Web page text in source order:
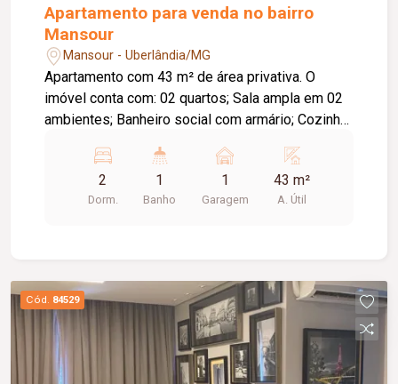
Apartamento para venda no bairro
Mansour
Mansour - Uberlândia/MG
Apartamento com 43 m² de área privativa. O
imóvel conta com: 02 quartos; Sala ampla em 02
ambientes; Banheiro social com armário; Cozinha
garagem; O condomínio conta com: Portaria 24
horas; Mercadinho; Salão de festas; Câmeras de
segurança; Diferenciais: Acabamento em gesso;
2
Dorm.
1
Banho
1
Garagem
43 m²
A. Útil
Cód. 84529